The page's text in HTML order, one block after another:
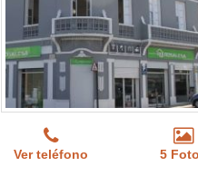
Ver teléfono 5